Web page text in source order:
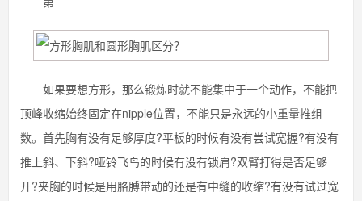
如果要想方形，那么锻炼时就不能集中于一个动作，不能把
顶峰收缩始终固定在nipple位置，不能只是永远的小重量推组
数。首先胸有没有足够厚度?平板的时候有没有尝试宽握?有没有
推上斜、下斜?哑铃飞鸟的时候有没有锁肩?双臂打得是否足够
开?夹胸的时候是用胳膊带动的还是有中缝的收缩?有没有试过宽